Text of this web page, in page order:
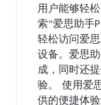
用户能够轻
索“爱思助手
轻松访问爱
设备。爱思
成，同时还
验。 使用爱
供的便捷体